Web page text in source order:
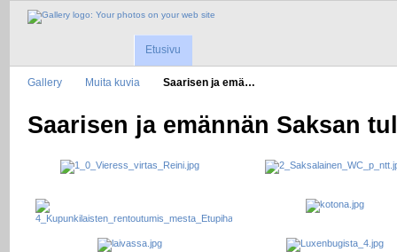
Etusivu
Gallery Muita kuvia Saarisen ja emä…
Saarisen ja emännän Saksan